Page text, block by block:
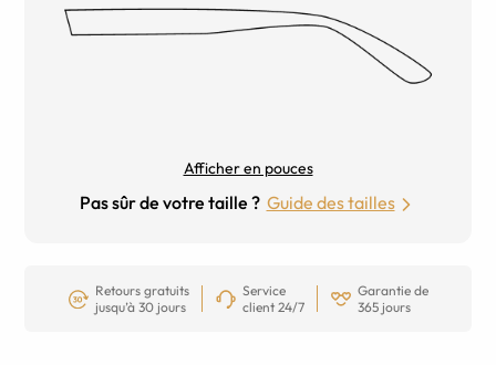
Afficher en pouces
Pas sûr de votre taille ? Guide des tailles
Retours gratuits
jusqu’à 30 jours
Service
client 24/7
Garantie de
365 jours